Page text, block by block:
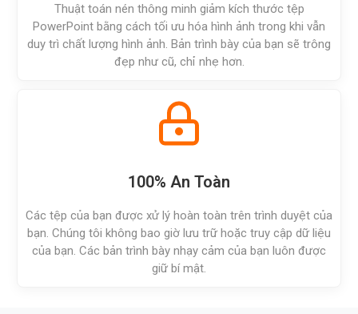
Thuật toán nén thông minh giảm kích thước tệp
PowerPoint bằng cách tối ưu hóa hình ảnh trong khi vẫn
duy trì chất lượng hình ảnh. Bản trình bày của bạn sẽ trông
đẹp như cũ, chỉ nhẹ hơn.
100% An Toàn
Các tệp của bạn được xử lý hoàn toàn trên trình duyệt của
bạn. Chúng tôi không bao giờ lưu trữ hoặc truy cập dữ liệu
của bạn. Các bản trình bày nhạy cảm của bạn luôn được
giữ bí mật.